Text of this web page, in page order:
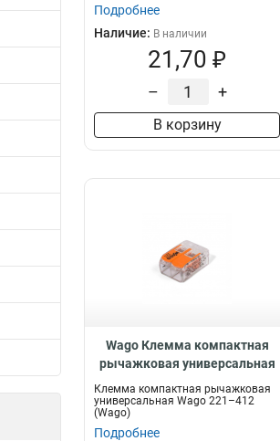
Подробнее
Наличие: В наличии
21,70 ₽
– +
В корзину
Wago Клемма компактная
рычажковая универсальная
Клемма компактная рычажковая
универсальная Wago 221–412
(Wago)
Подробнее